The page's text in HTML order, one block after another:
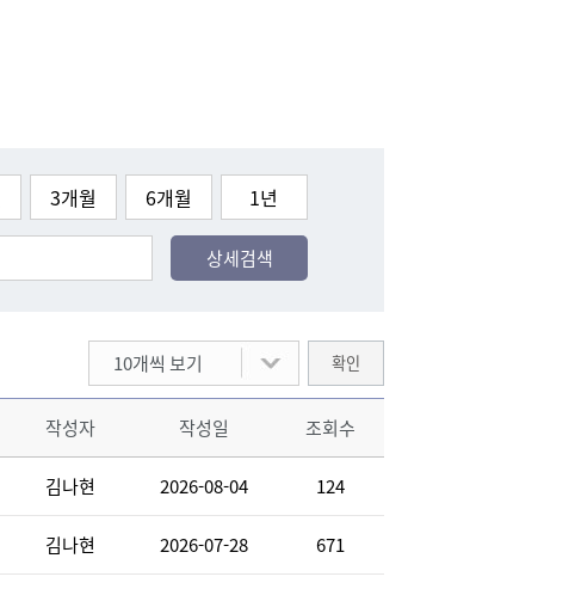
3개월 6개월 1년
상세검색
10개씩 보기 확인
작성자 작성일 조회수
김나현 2026-08-04 124
김나현 2026-07-28 671